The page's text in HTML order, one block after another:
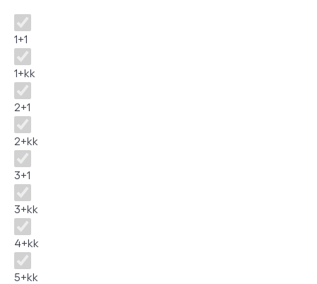
Disposition
1+1
1+kk
2+1
2+kk
3+1
3+kk
4+kk
5+kk